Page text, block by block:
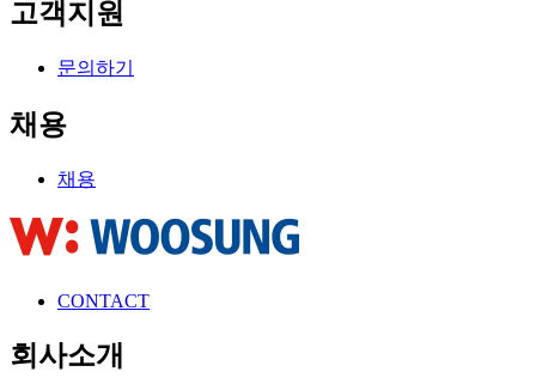
고객지원
문의하기
채용
채용
CONTACT
회사소개